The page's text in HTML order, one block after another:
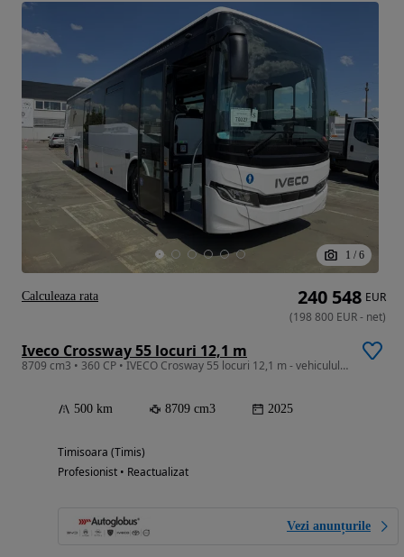
1 / 6
Iveco Crossway 55 locuri 12,1 m
8709 cm3 • 360 CP • IVECO Crosway 55 locuri 12,1 m - vehiculul este nou, gata de livrare!
500 km 8709 cm3 2025
Timisoara (Timis)
Profesionist • Reactualizat
Vezi anunțurile
240 548 EUR
(198 800 EUR- net)
Calculeaza rata